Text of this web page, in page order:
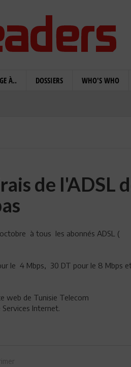
À.. DOSSIERS WHO'S WHO
de l'ADSL
à tous les abonnés ADSL (
le 4 Mbps, 30 DT pour le 8 Mbps
web de Tunisie Telecom
Internet.